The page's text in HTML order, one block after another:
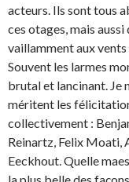
acteurs. Ils sont tous
ces otages, mais
vaillamment aux
Souvent les larmes
brutal et lancinant. Je
méritent les
collectivement :
Reinartz, Felix Moati,
Eeckhout. Quelle